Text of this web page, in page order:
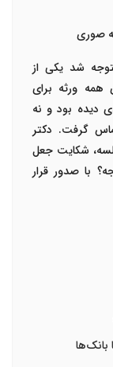
صوری
شد یکی از
همه ورثه برای
دیده بود و نه
گرفت. دکتر
شکایت جعل
با صدور قرار
بانک‌ها